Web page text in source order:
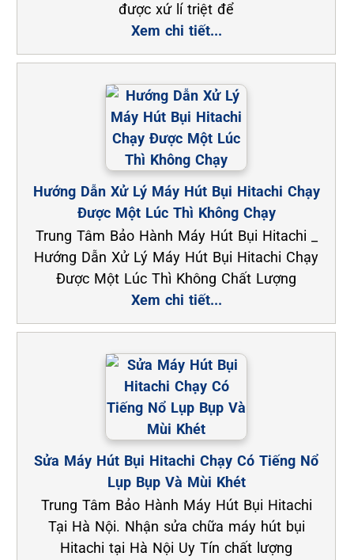
được xứ lí triệt để
Xem chi tiết...
Hướng Dẫn Xử Lý Máy Hút Bụi Hitachi Chạy
Được Một Lúc Thì Không Chạy
Trung Tâm Bảo Hành Máy Hút Bụi Hitachi _
Hướng Dẫn Xử Lý Máy Hút Bụi Hitachi Chạy
Được Một Lúc Thì Không Chất Lượng
Xem chi tiết...
Sửa Máy Hút Bụi Hitachi Chạy Có Tiếng Nổ
Lụp Bụp Và Mùi Khét
Trung Tâm Bảo Hành Máy Hút Bụi Hitachi
Tại Hà Nội. Nhận sửa chữa máy hút bụi
Hitachi tại Hà Nội Uy Tín chất lượng